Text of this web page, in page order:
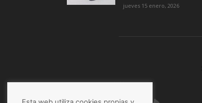
jueves 15 enero, 2026